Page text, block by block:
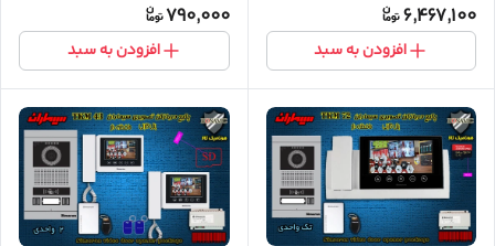
6,467,100
افزودن به سبد
790,000
افزودن به سبد